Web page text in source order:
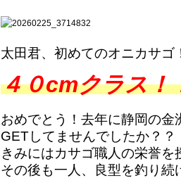
太田君、初めてのオニカサゴ
４０cmクラス！
おめでとう！去年に静岡の
GETしてませんでしたか？？
きみにはカサゴ職人の栄誉を
その後も一人、良型を釣り続